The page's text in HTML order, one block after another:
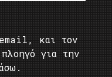
και τον
για την